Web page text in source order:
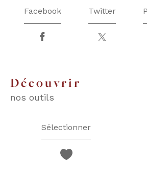
Facebook Twitter
découvrir
nos outils
Sélectionner